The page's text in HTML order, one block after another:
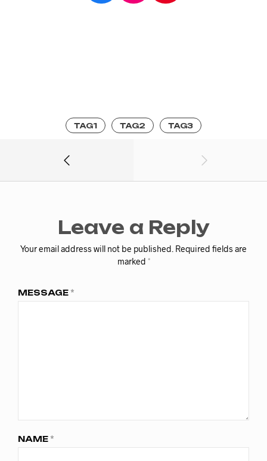
TAG1 TAG2 TAG3
Leave a Reply
Your email address will not be published. Required fields are
marked *
MESSAGE*
NAME*